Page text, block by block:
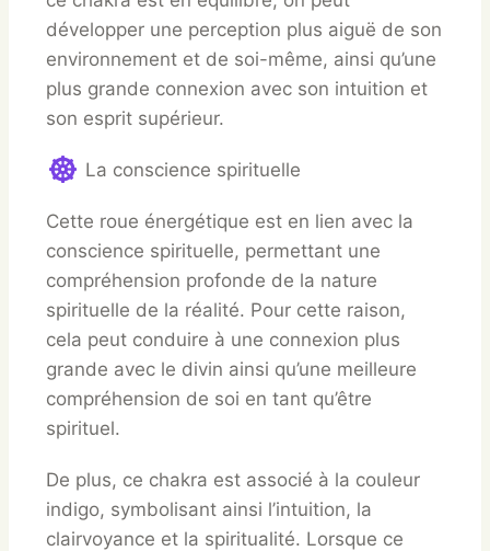
développer une perception plus aiguë de son
environnement et de soi-même, ainsi qu’une
plus grande connexion avec son intuition et
son esprit supérieur.
La conscience spirituelle
Cette roue énergétique est en lien avec la
conscience spirituelle, permettant une
compréhension profonde de la nature
spirituelle de la réalité. Pour cette raison,
cela peut conduire à une connexion plus
grande avec le divin ainsi qu’une meilleure
compréhension de soi en tant qu’être
spirituel.
De plus, ce chakra est associé à la couleur
indigo, symbolisant ainsi l’intuition, la
clairvoyance et la spiritualité. Lorsque ce